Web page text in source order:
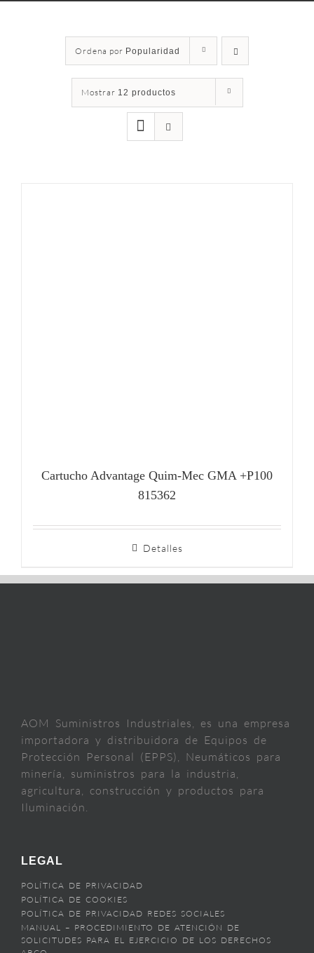
Ordena por Popularidad
Mostrar 12 productos
Cartucho Advantage Quim-Mec GMA +P100
815362
Detalles
AOM Suministros Industriales, es una empresa
importadora y distribuidora de Equipos de
Protección Personal (EPPS), Neumáticos para
minería, suministros para la industria,
agricultura, construcción y productos para
Iluminación.
LEGAL
POLÍTICA DE PRIVACIDAD
POLÍTICA DE COOKIES
POLÍTICA DE PRIVACIDAD REDES SOCIALES
MANUAL – PROCEDIMIENTO DE ATENCIÓN DE
SOLICITUDES PARA EL EJERCICIO DE LOS DERECHOS